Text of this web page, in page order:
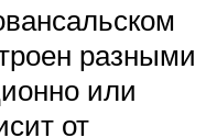
разными
или
от